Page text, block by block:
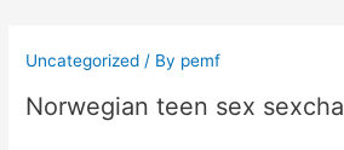
content
Uncategorized / By pemf
Norwegian teen sex